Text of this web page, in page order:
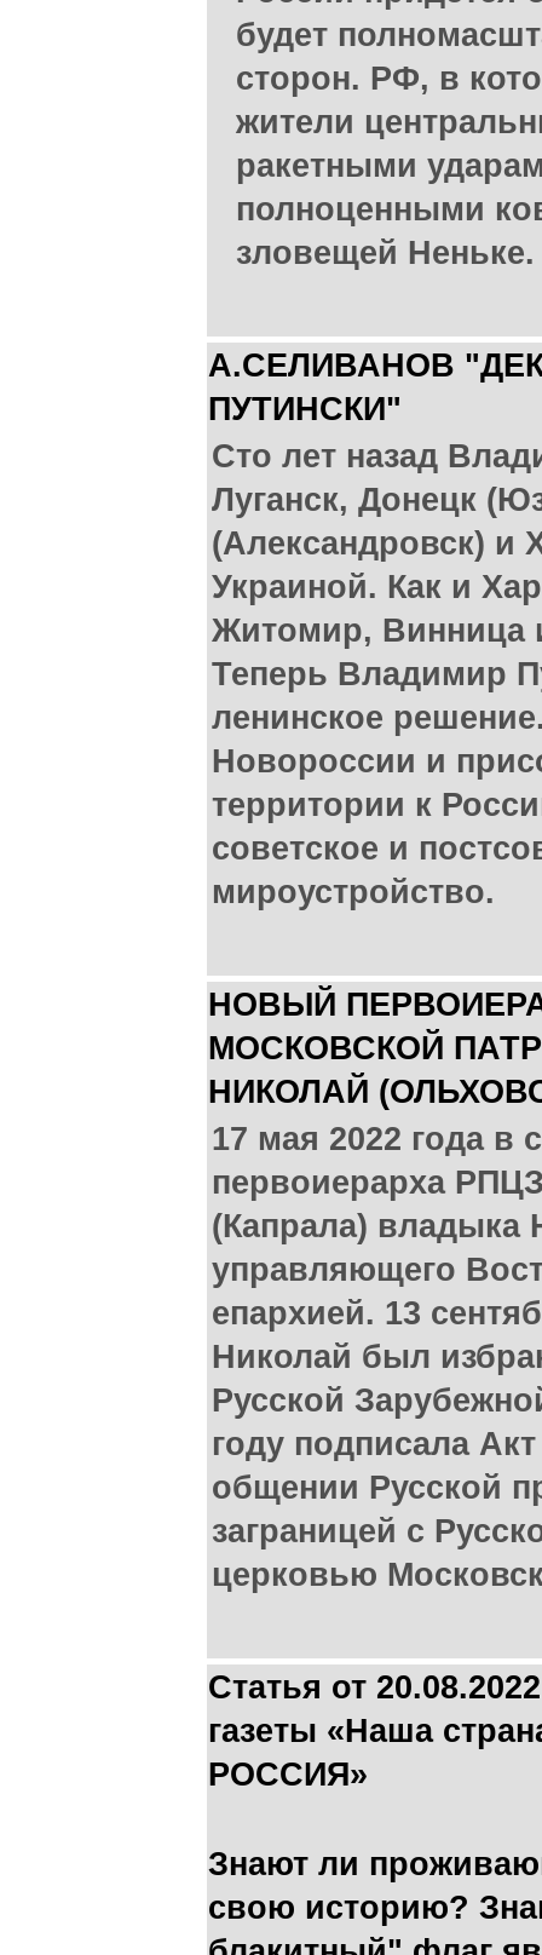
будет
сторон. РФ, в
жители
ракетными
полноценными
зловещей Неньке.
А.СЕЛИВАНОВ
ПУТИНСКИ"
Сто лет назад
Луганск, Донецк
(Александровск) и
Украиной. Как и
Житомир, Винница
Теперь Владимир
ленинское
Новороссии и
территории к
советское и
мироустройство.
НОВЫЙ
МОСКОВСКОЙ
НИКОЛАЙ
17 мая 2022 года в
первоиерарха
(Капрала) владыка
управляющего
епархией. 13
Николай был
Русской
году подписала
общении Русской
заграницей с
церковью
Статья от
газеты «Наша
РОССИЯ»
Знают ли
свою историю?